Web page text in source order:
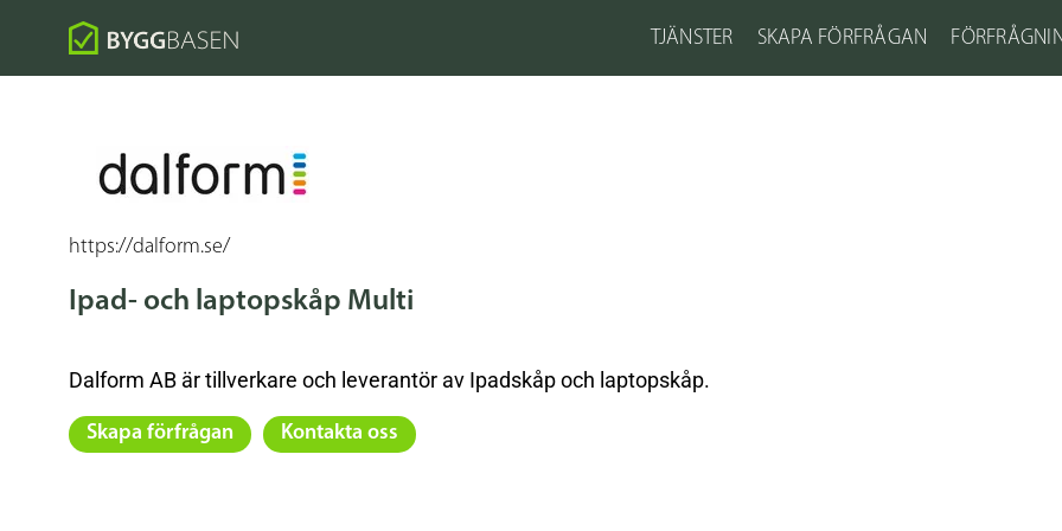
TJÄNSTER SKAPA FÖRFRÅGAN
https://dalform.se/
Ipad- och laptopskåp Multi
Dalform AB är tillverkare och leverantör av Ipadskåp och laptopskåp.
Skapa förfrågan Kontakta oss